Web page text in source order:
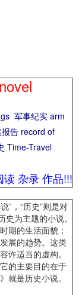
军事纪实 arm
告 record of
Time-Travel
读 杂录 作品!!!
”，“历史”则是对
为主题的小说。
的生活面貌；
展的趋势。这类
许适当的虚构。
的主要目的在于
就是历史小说。